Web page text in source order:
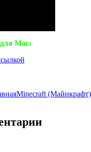
Mac:
Minecraft (Майнкрафт)